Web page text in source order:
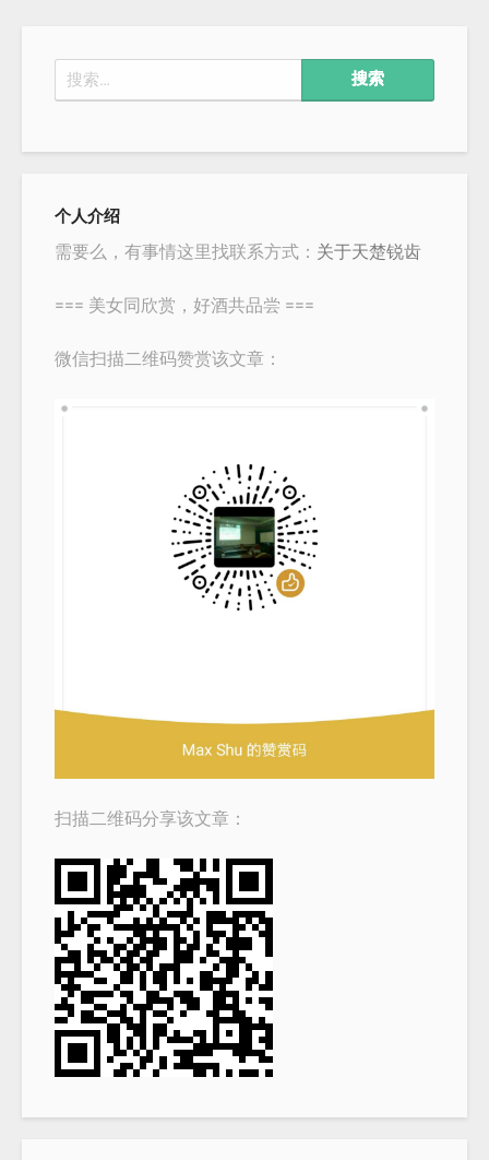
索：
个人介绍
需要么，有事情这里找联系方式： 关于天楚锐齿
=== 美女同欣赏，好酒共品尝 ===
微信扫描二维码赞赏该文章：
扫描二维码分享该文章：